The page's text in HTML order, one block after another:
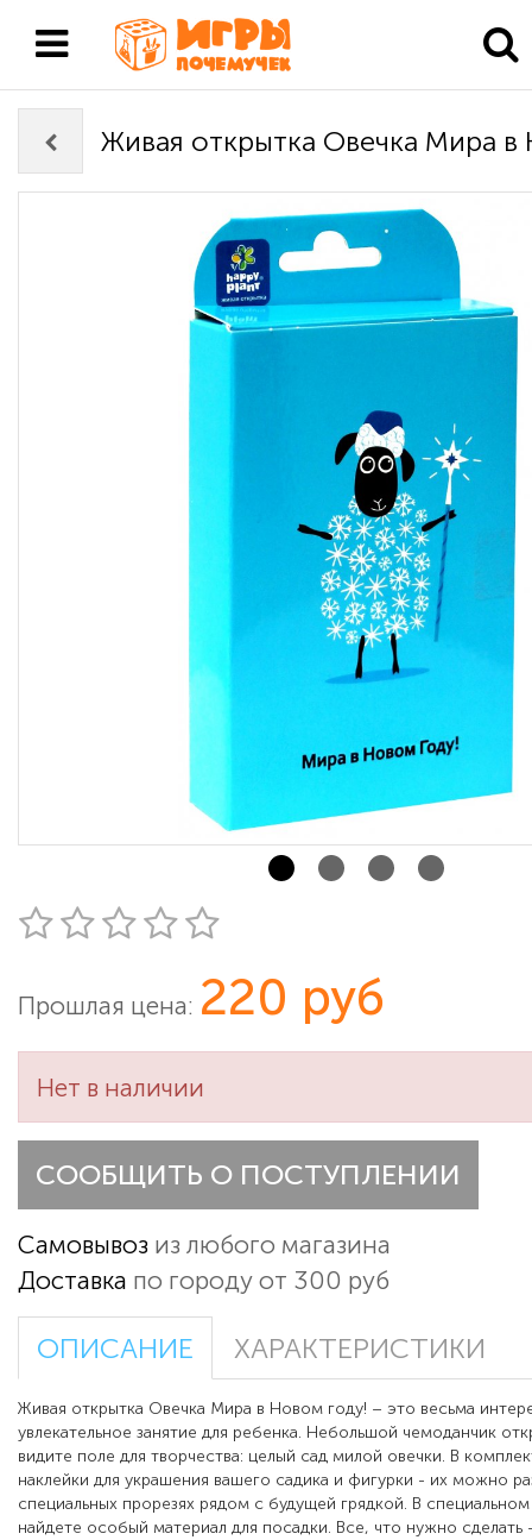
Живая открытка Овечка Мира в
Прошлая цена: 220 руб
Нет в наличии
СООБЩИТЬ О ПОСТУПЛЕНИИ
Самовывоз из любого магазина
Доставка по городу от 300 руб
ОПИСАНИЕ ХАРАКТЕРИСТИКИ
Живая открытка Овечка Мира в Новом году! – это весьма
увлекательное занятие для ребенка. Небольшой чемоданчик
видите поле для творчества: целый сад милой овечки. В
наклейки для украшения вашего садика и фигурки - их можно
специальных прорезях рядом с будущей грядкой. В
найдете особый материал для посадки. Все, что нужно сделать